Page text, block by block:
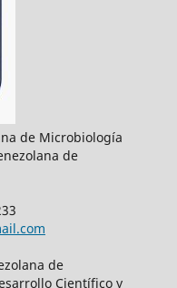
de Microbiología
de
de
Científico y